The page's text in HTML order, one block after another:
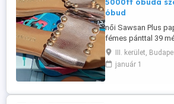
5000ft óbuda
óbud
női Sawsan Plus
fémes pánttal 39
óbuda személyes
lakcimemen vagy
csomagautomatába
III. kerület,
január 1